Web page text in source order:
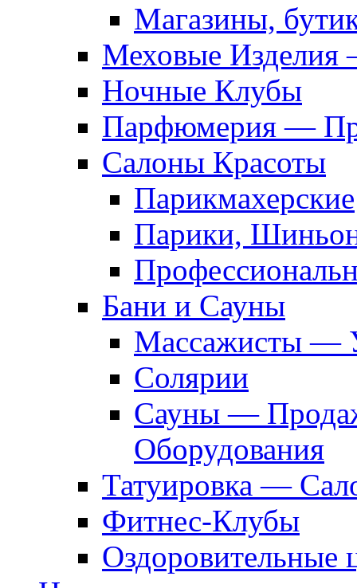
Магазины,
Меховые Изделия
Ночные Клубы
Парфюмерия —
Салоны Красоты
Парикмахерские
Парики,
Бани и Сауны
Массажисты —
Солярии
Сауны —
Оборудования
Татуировка —
Фитнес-Клубы
Оздоровительные